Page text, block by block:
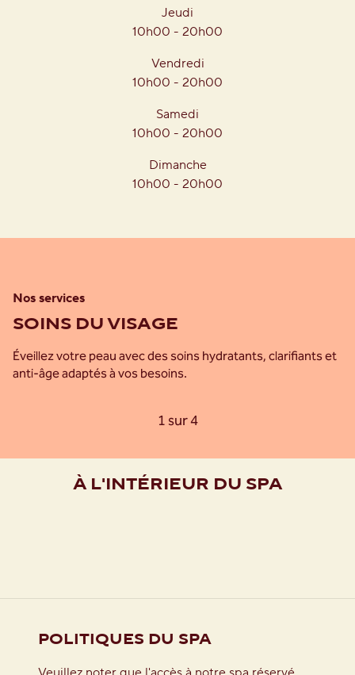
Jeudi
10h00 - 20h00
Vendredi
10h00 - 20h00
Samedi
10h00 - 20h00
Dimanche
10h00 - 20h00
Nos services
SOINS DU VISAGE
Éveillez votre peau avec des soins hydratants, clarifiants et
anti-âge adaptés à vos besoins.
Carrousel 1 sur 4
Carrousel précédent, 4 sur 4
1 sur 4
À L'INTÉRIEUR DU SPA
POLITIQUES DU SPA